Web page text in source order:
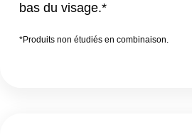
bas du visage.*
*Produits non étudiés en combinaison.